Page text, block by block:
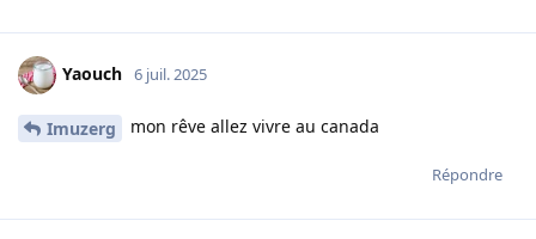
Yaouch 6 juil. 2025
Imuzerg mon rêve allez vivre au canada
Répondre